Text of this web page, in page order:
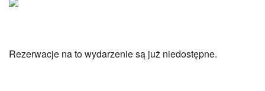
Rezerwacje na to wydarzenie są już niedostępne.